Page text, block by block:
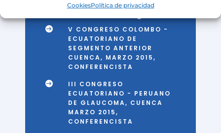
CookiesPolítica de privacidad

V CONGRESO COLOMBO -
ECUATORIANO DE
SEGMENTO ANTERIOR
CUENCA, MARZO 2015,
CONFERENCISTA

III CONGRESO
ECUATORIANO - PERUANO
DE GLAUCOMA, CUENCA
MARZO 2015,
CONFERENCISTA